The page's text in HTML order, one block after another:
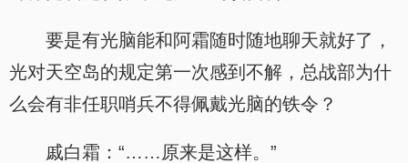
要是有光脑能和阿霜随时随地聊天就好了，
光对天空岛的规定第一次感到不解，总战部为什
么会有非任职哨兵不得佩戴光脑的铁令？
戚白霜：“……原来是这样。”